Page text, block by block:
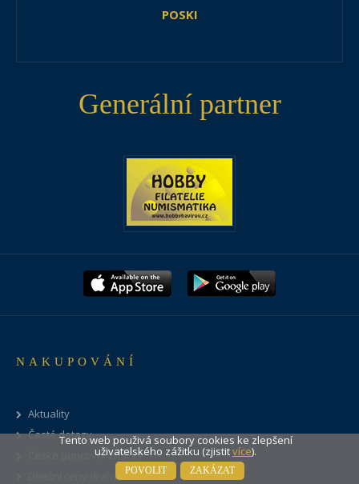
POSKI
Generální partner
NAKUPOVÁNÍ
Aktuality
Časté dotazy
České puncovní značky
Dnešní ceny drahých kovů
Tento web použivá soubory cookies ke zlepšení
uživatelského zážitku (zjistitvíce).
POVOLIT ZAKÁZAT